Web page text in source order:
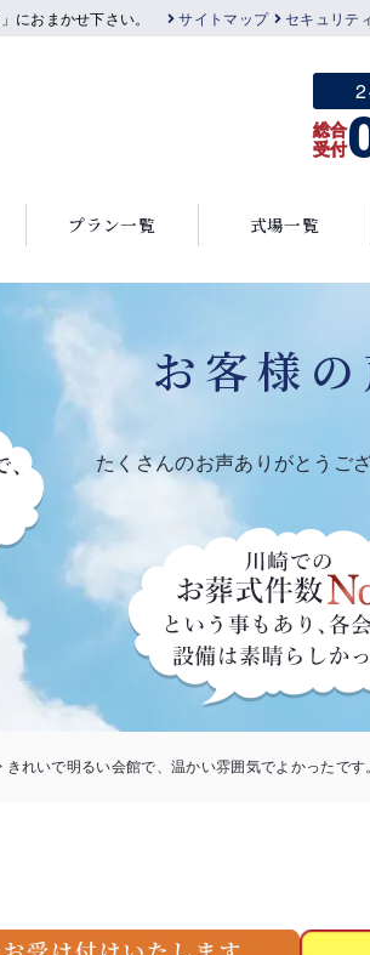
におまかせ下さい。 サイトマップ セキュリテ
総合
受付
プラン一覧 式場一覧
お客様の
たくさんのお声ありがとうご
きれいで明るい会館で、温かい雰囲気でよかったです